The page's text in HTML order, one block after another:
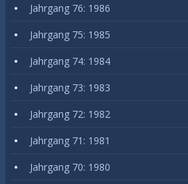
Jahrgang 76: 1986
Jahrgang 75: 1985
Jahrgang 74: 1984
Jahrgang 73: 1983
Jahrgang 72: 1982
Jahrgang 71: 1981
Jahrgang 70: 1980